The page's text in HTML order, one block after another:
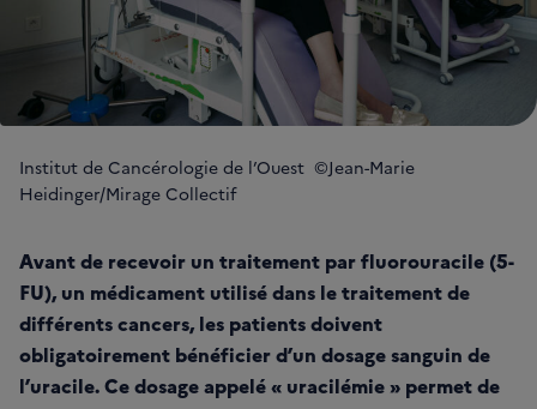
Institut de Cancérologie de l’Ouest ©Jean-Marie
Heidinger/Mirage Collectif
Avant de recevoir un traitement par fluorouracile (5-
FU), un médicament utilisé dans le traitement de
différents cancers, les patients doivent
obligatoirement bénéficier d’un dosage sanguin de
l’uracile. Ce dosage appelé « uracilémie » permet de